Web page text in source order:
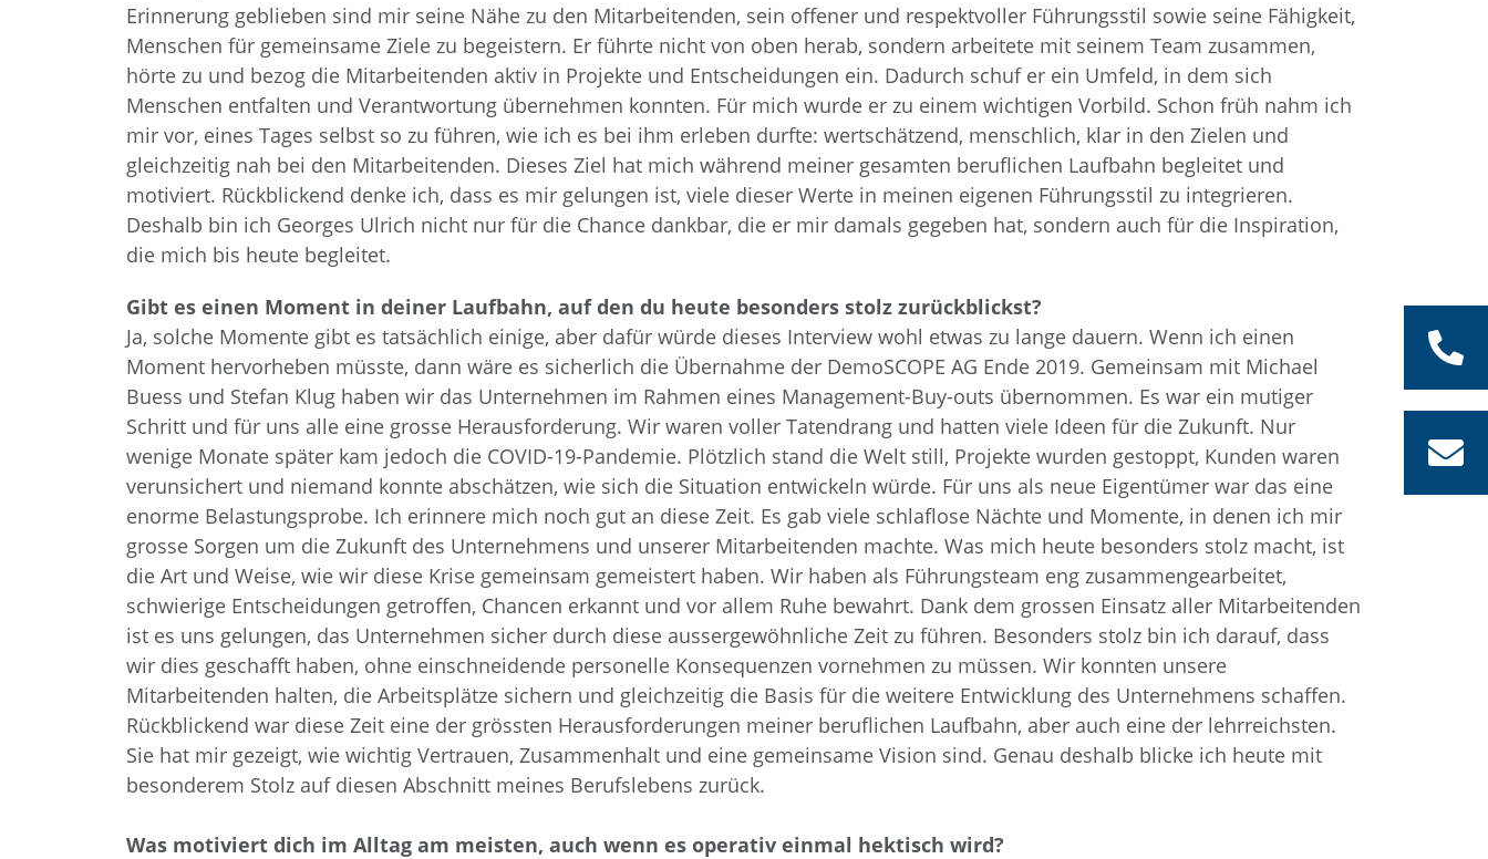
Erinnerung geblieben sind mir seine Nähe zu den Mitarbeitenden, sein offener und respektvoller Führungsstil sowie seine Fähigkeit,
Menschen für gemeinsame Ziele zu begeistern. Er führte nicht von oben herab, sondern arbeitete mit seinem Team zusammen,
hörte zu und bezog die Mitarbeitenden aktiv in Projekte und Entscheidungen ein. Dadurch schuf er ein Umfeld, in dem sich
Menschen entfalten und Verantwortung übernehmen konnten. Für mich wurde er zu einem wichtigen Vorbild. Schon früh nahm ich
mir vor, eines Tages selbst so zu führen, wie ich es bei ihm erleben durfte: wertschätzend, menschlich, klar in den Zielen und
gleichzeitig nah bei den Mitarbeitenden. Dieses Ziel hat mich während meiner gesamten beruflichen Laufbahn begleitet und
motiviert. Rückblickend denke ich, dass es mir gelungen ist, viele dieser Werte in meinen eigenen Führungsstil zu integrieren.
Deshalb bin ich Georges Ulrich nicht nur für die Chance dankbar, die er mir damals gegeben hat, sondern auch für die Inspiration,
die mich bis heute begleitet.
Gibt es einen Moment in deiner Laufbahn, auf den du heute besonders stolz zurückblickst?
Ja, solche Momente gibt es tatsächlich einige, aber dafür würde dieses Interview wohl etwas zu lange dauern. Wenn ich einen
Moment hervorheben müsste, dann wäre es sicherlich die Übernahme der DemoSCOPE AG Ende 2019. Gemeinsam mit Michael
Buess und Stefan Klug haben wir das Unternehmen im Rahmen eines Management-Buy-outs übernommen. Es war ein mutiger
Schritt und für uns alle eine grosse Herausforderung. Wir waren voller Tatendrang und hatten viele Ideen für die Zukunft. Nur
wenige Monate später kam jedoch die COVID-19-Pandemie. Plötzlich stand die Welt still, Projekte wurden gestoppt, Kunden waren
verunsichert und niemand konnte abschätzen, wie sich die Situation entwickeln würde. Für uns als neue Eigentümer war das eine
enorme Belastungsprobe. Ich erinnere mich noch gut an diese Zeit. Es gab viele schlaflose Nächte und Momente, in denen ich mir
grosse Sorgen um die Zukunft des Unternehmens und unserer Mitarbeitenden machte. Was mich heute besonders stolz macht, ist
die Art und Weise, wie wir diese Krise gemeinsam gemeistert haben. Wir haben als Führungsteam eng zusammengearbeitet,
schwierige Entscheidungen getroffen, Chancen erkannt und vor allem Ruhe bewahrt. Dank dem grossen Einsatz aller Mitarbeitenden
ist es uns gelungen, das Unternehmen sicher durch diese aussergewöhnliche Zeit zu führen. Besonders stolz bin ich darauf, dass
wir dies geschafft haben, ohne einschneidende personelle Konsequenzen vornehmen zu müssen. Wir konnten unsere
Mitarbeitenden halten, die Arbeitsplätze sichern und gleichzeitig die Basis für die weitere Entwicklung des Unternehmens schaffen.
Rückblickend war diese Zeit eine der grössten Herausforderungen meiner beruflichen Laufbahn, aber auch eine der lehrreichsten.
Sie hat mir gezeigt, wie wichtig Vertrauen, Zusammenhalt und eine gemeinsame Vision sind. Genau deshalb blicke ich heute mit
besonderem Stolz auf diesen Abschnitt meines Berufslebens zurück.
Was motiviert dich im Alltag am meisten, auch wenn es operativ einmal hektisch wird?